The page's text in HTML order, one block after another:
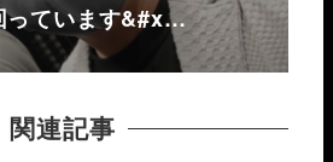
っています&#x…
関連記事